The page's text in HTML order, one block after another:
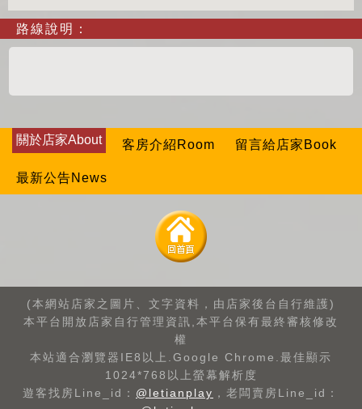
路線說明：
關於店家About 客房介紹Room 留言給店家Book
最新公告News
(本網站店家之圖片、文字資料，由店家後台自行維護)
本平台開放店家自行管理資訊,本平台保有最終審核修改
權
本站適合瀏覽器IE8以上.Google Chrome.最佳顯示
1024*768以上螢幕解析度
遊客找房Line_id： @letianplay ，老闆賣房Line_id：